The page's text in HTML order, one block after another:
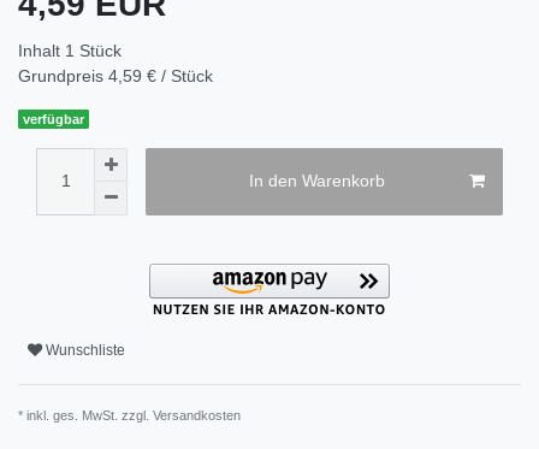
Inhalt 1 Stück
Grundpreis 4,59 € / Stück
verfügbar
In den Warenkorb
Wunschliste
* inkl. ges. MwSt. zzgl. Versandkosten